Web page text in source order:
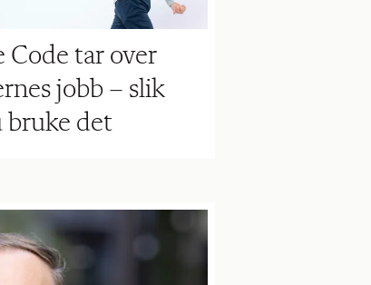
Code tar over
jobb – slik
bruke det